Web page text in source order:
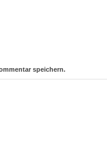
speichern.